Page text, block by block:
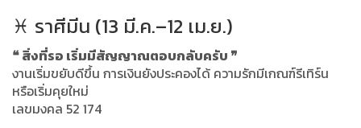
♓ ราศีมีน (13 มี.ค.–12 เม.ย.)
❝ สิ่งที่รอ เริ่มมีสัญญาณตอบกลับครับ ❞
งานเริ่มขยับดีขึ้น การเงินยังประคองได้ ความรักมีเกณฑ์รีเทิร์น
หรือเริ่มคุยใหม่
เลขมงคล 52 174